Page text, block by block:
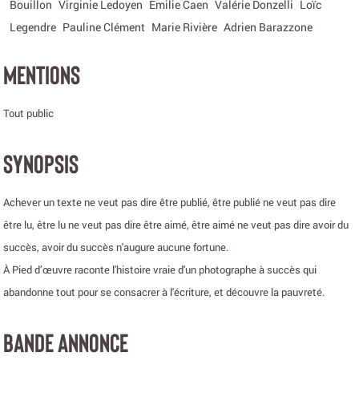
Bouillon Virginie Ledoyen Emilie Caen Valérie Donzelli Loïc
Legendre Pauline Clément Marie Rivière Adrien Barazzone
MENTIONS
Tout public
SYNOPSIS
Achever un texte ne veut pas dire être publié, être publié ne veut pas dire
être lu, être lu ne veut pas dire être aimé, être aimé ne veut pas dire avoir du
succès, avoir du succès n'augure aucune fortune.
À Pied d’œuvre raconte l'histoire vraie d'un photographe à succès qui
abandonne tout pour se consacrer à l'écriture, et découvre la pauvreté.
BANDE ANNONCE